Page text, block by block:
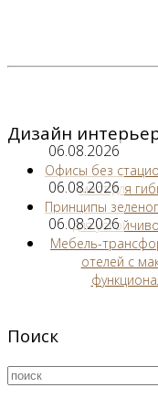
Дизайн
06.08.2026
Офисы без
мест для
06.08.2026
Принципы
для
06.08.2026
Мебель-
отелей с
Поиск